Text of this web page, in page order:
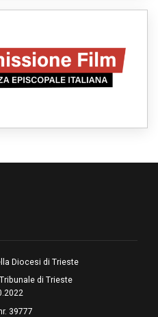
voce alle religiose
invisibili di una crisi
carceri al limite della
il viaggio in Messico: "La
Diocesi di Trieste
di Trieste
39777